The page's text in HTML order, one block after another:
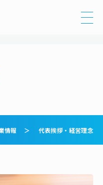
情報 代表挨拶・経営理念
品質方針